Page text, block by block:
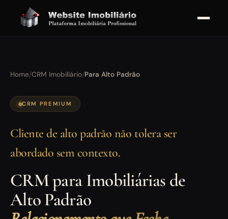
Home/CRM Imobiliário/Para Alto Padrão
CRM PREMIUM
Cliente de alto padrão não tolera ser
abordado sem contexto.
CRM para Imobiliárias de
Alto Padrão